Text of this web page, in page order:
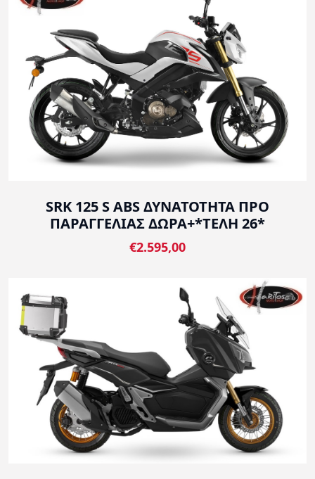
SRK 125 S ABS ΔΥΝΑΤΟΤΗΤΑ ΠΡΟ
ΠΑΡΑΓΓΕΛΙΑΣ ΔΩΡΑ+*ΤΕΛΗ 26*
€2.595,00